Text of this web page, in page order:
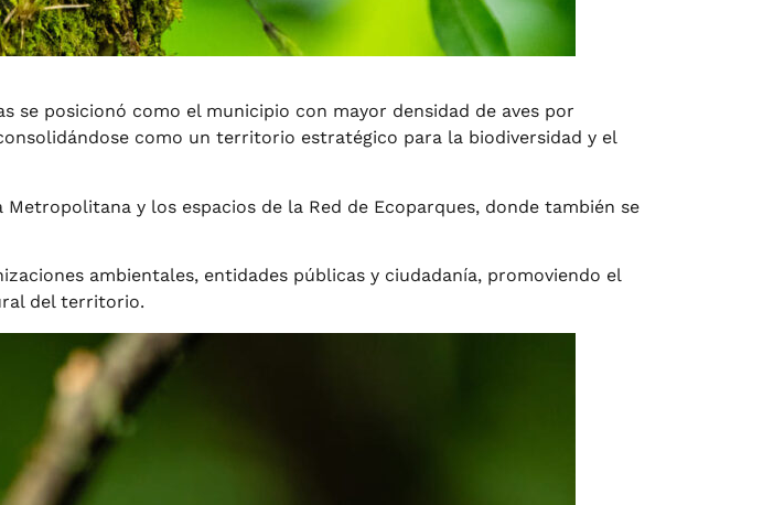
se posicionó como el municipio con mayor densidad de aves por
como un territorio estratégico para la biodiversidad y el
y los espacios de la Red de Ecoparques, donde también se
ambientales, entidades públicas y ciudadanía, promoviendo el
del territorio.